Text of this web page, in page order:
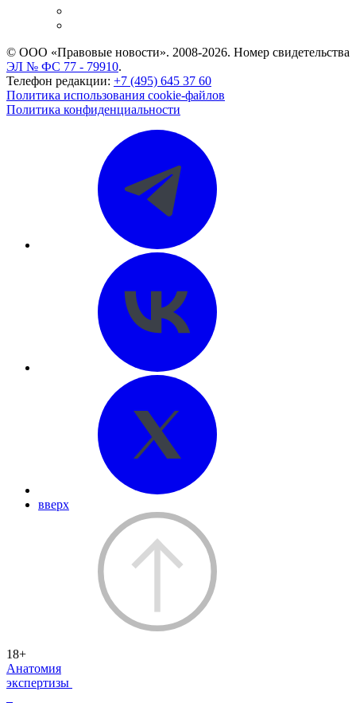
© ООО «Правовые новости». 2008-2026. Номер свидетельства
ЭЛ № ФС 77 - 79910.
Телефон редакции: +7 (495) 645 37 60
Политика использования cookie-файлов
Политика конфиденциальности
вверх
18+
Анатомия
экспертизы